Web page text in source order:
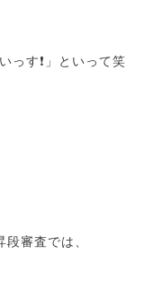
っす❗」といって笑
審査では、